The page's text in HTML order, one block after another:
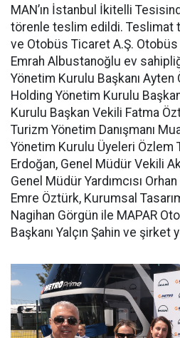
MAN’ın İstanbul İkitelli
törenle teslim edildi. Teslimat
ve Otobüs Ticaret A.Ş.
Emrah Albustanoğlu ev
Yönetim Kurulu Başkanı Ayten
Holding Yönetim Kurulu
Kurulu Başkan Vekili Fatma
Turizm Yönetim Danışmanı
Yönetim Kurulu Üyeleri Özlem
Erdoğan, Genel Müdür Vekili
Genel Müdür Yardımcısı
Emre Öztürk, Kurumsal
Nagihan Görgün ile MAPAR
Başkanı Yalçın Şahin ve şirket